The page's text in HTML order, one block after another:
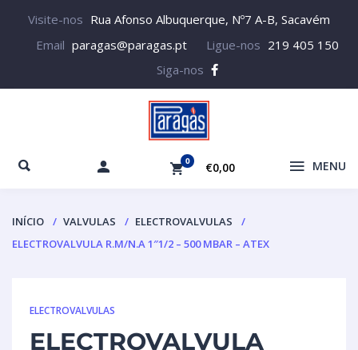
Visite-nos Rua Afonso Albuquerque, Nº7 A-B, Sacavém
Email paragas@paragas.pt Ligue-nos 219 405 150
Siga-nos
0 €0,00 MENU
INÍCIO VALVULAS
ELECTROVALVULAS
ELECTROVALVULA R.M/N.A 1″1/2 – 500 MBAR – ATEX
ELECTROVALVULAS
ELECTROVALVULA